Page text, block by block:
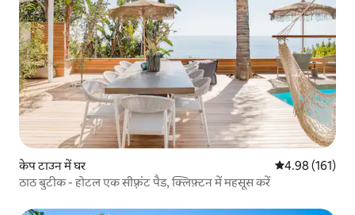
केप टाउन में घर औसत रेटिंग 5 में से
4.98 (161)
ठाठ बुटीक - होटल एक सीफ़्रंट पैड, क्लिफ़्टन में महसूस करें